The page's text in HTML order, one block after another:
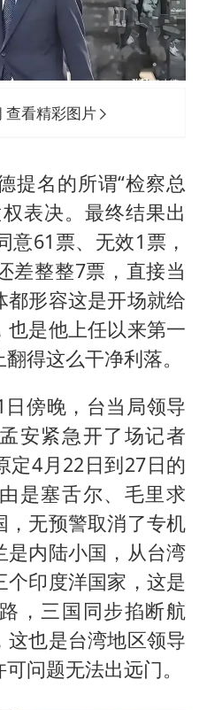
查看精彩图片
提名的所谓“检察总
表决。最终结果出
意61票、无效1票，
差整整7票，直接当
形容这是开场就给
也是他上任以来第一
得这么干净利落。
傍晚，台当局领导
安紧急开了场记者
定4月22日到27日的
是塞舌尔、毛里求
，无预警取消了专机
是内陆小国，从台湾
印度洋国家，这是
，三国同步掐断航
也是台湾地区领导
问题无法出远门。